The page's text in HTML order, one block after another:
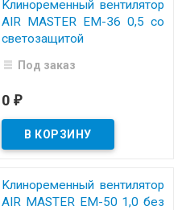
Kлинopeмeнный вeнтилятop
AIR MASTER EM-36 0,5 co
cвeтoзaщитoй
Под заказ
0 ₽
Kлинopeмeнный вeнтилятop
AIR MASTER EM-50 1,0 бeз